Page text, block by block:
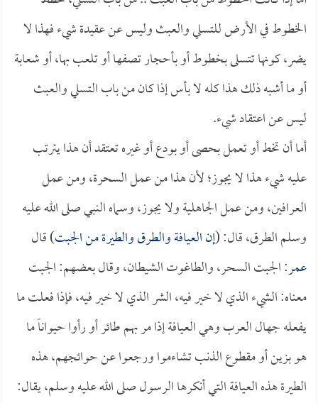
الخطوط في الأرض للتسلي والعبث وليس عن عقيدة شيء فهذا لا
يضر، كونها تتسلى بخطوط أو بأحجار تصفها أو تلعب بها، أو شعابة
أو ما أشبه ذلك هذا كله لا بأس إذا كان من باب التسلي والعبث
ليس عن اعتقاد شيء.
أما أن تخط أو تعمل بحصى أو بودع أو غيره تعتقد أن هذا يترتب
عليه شيء هذا لا يجوز؛ لأن هذا من عمل السحرة، ومن عمل
العرافين، ومن عمل الجاهلية ولا يجوز، وسماه النبي صلى الله عليه
وسلم الطرق، قال: (إن العيافة والطرق والطيرة من الجبت) قال
عمر: الجبت السحر، والطاغوت الشيطان، وقال بعضهم: الجبت
معناه: الشيء الذي لا خير فيه، الشر الذي لا خير فيه، فإذا فعلت ما
يفعله جهال العرب وهي العيافة إذا مر بهم طائر أو رأوا حيواناً ما
هو بزين أو مقطوع الذنب تشاءموا ورجعوا عن حوائجهم، هذه
الطيرة هذه العيافة التي أنكرها الرسول صلى الله عليه وسلم، يقال: